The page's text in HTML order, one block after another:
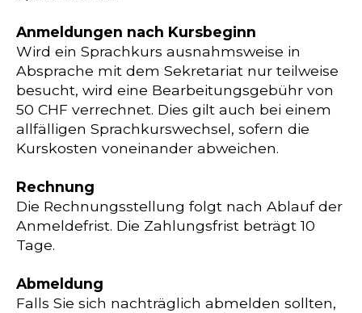
Anmeldungen nach Kursbeginn
Wird ein Sprachkurs ausnahmsweise in
Absprache mit dem Sekretariat nur teilweise
besucht, wird eine Bearbeitungsgebühr von
50 CHF verrechnet. Dies gilt auch bei einem
allfälligen Sprachkurswechsel, sofern die
Kurskosten voneinander abweichen.
Rechnung
Die Rechnungsstellung folgt nach Ablauf der
Anmeldefrist. Die Zahlungsfrist beträgt 10
Tage.
Abmeldung
Falls Sie sich nachträglich abmelden sollten,